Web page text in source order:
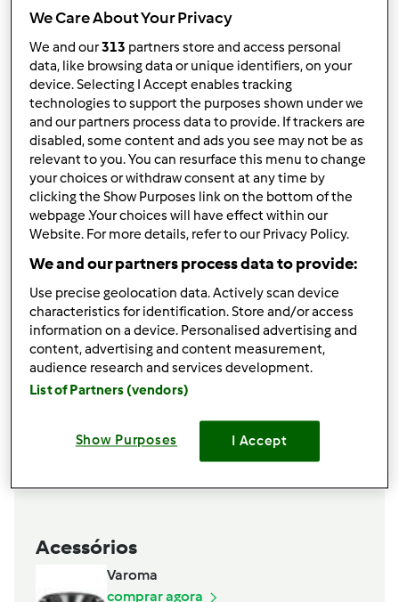
120
grama
açúcar amarelo
Fermento em pó para bolos
1c. chá cheia decanela
2c. cháErva- Doce
2
ovo
50gnozes
30gpinhões
20gfigos secos
20guvas passas
1lágua
Adicionar à lista de compras
Acessórios
Varoma
comprar agora
We Care About Your Privacy
We and our313 partners store and access personal
data, like browsing data or unique identifiers, on your
device. Selecting I Accept enables tracking
technologies to support the purposes shown under we
and our partners process data to provide. If trackers are
disabled, some content and ads you see may not be as
relevant to you. You can resurface this menu to change
your choices or withdraw consent at any time by
clicking the Show Purposes link on the bottom of the
webpage .Your choices will have effect within our
Website. For more details, refer to our Privacy Policy.
We and our partners process data to provide:
Use precise geolocation data. Actively scan device
characteristics for identification. Store and/or access
information on a device. Personalised advertising and
content, advertising and content measurement,
audience research and services development.
List of Partners (vendors)
Show Purposes I Accept